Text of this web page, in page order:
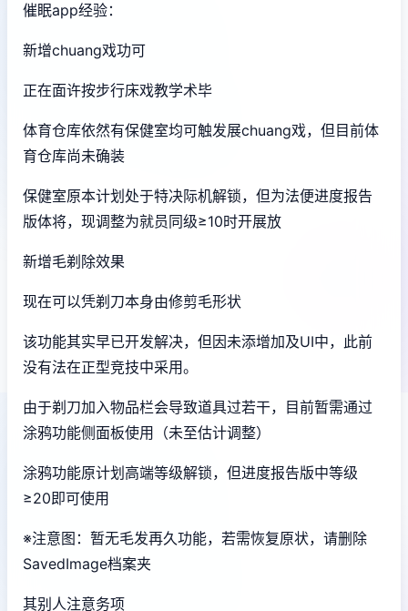
催眠app经验：
新增chuang戏功可
正在面许按步行床戏教学术毕
体育仓库依然有保健室均可触发展chuang戏，但目前体
育仓库尚未确装
保健室原本计划处于特决际机解锁，但为法便进度报告
版体将，现调整为就员同级≥10时开展放
新增毛剃除效果
现在可以凭剃刀本身由修剪毛形状
该功能其实早已开发解决，但因未添增加及UI中，此前
没有法在正型竞技中采用。
由于剃刀加入物品栏会导致道具过若干，目前暂需通过
涂鸦功能侧面板使用（未至估计调整）
涂鸦功能原计划高端等级解锁，但进度报告版中等级
≥20即可使用
※注意图 ：暂无毛发再久功能，若需恢复原状，请删除
SavedImage档案夹
其别人注意务项